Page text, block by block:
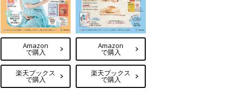
Amazon
で購入
楽天ブックス
で購入
Amazon
で購入
楽天ブックス
で購入